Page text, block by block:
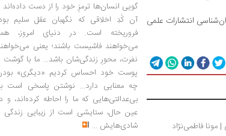
انتشارات علمی
مونا فاطمی‌نژاد
گویی انسان‌ها ترمزِ خود را از دست داده‌اند
آن کُدِ اخلاقی که نگهبان عقل سلیم
فروریخته است. در دنیای امروز،
می‌خواهند فاشیست باشند؛ یعنی
نفرت، محورِ زندگی‌شان باشد... ما با گوشت
پوست خود احساس کردیم «دیگری»
چه معنایی دارد... نوشتن پاسخی است
بی‌عدالتی‌هایی که ما را احاطه کرده‌اند، و
عین حال، ستایشی است از زیبایی زندگی
شادی‌هایش ...